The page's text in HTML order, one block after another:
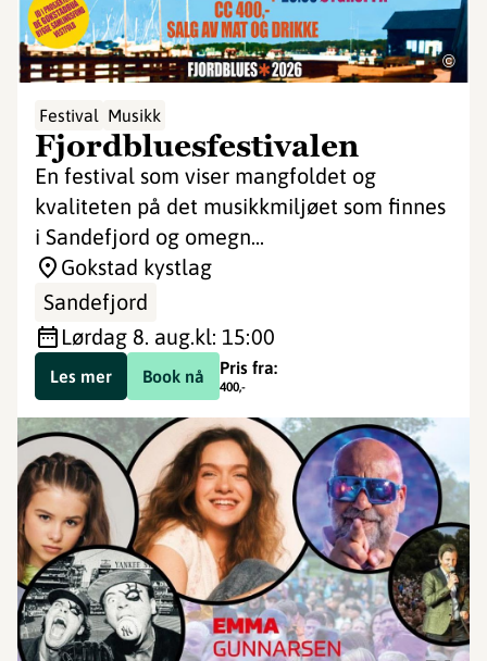
©
Festival Musikk
Fjordbluesfestivalen
En festival som viser mangfoldet og
kvaliteten på det musikkmiljøet som finnes
i Sandefjord og omegn...
Gokstad kystlag
Sandefjord
lørdag 8. aug.kl: 15:00
Book nå Pris fra:
400,-
Les mer